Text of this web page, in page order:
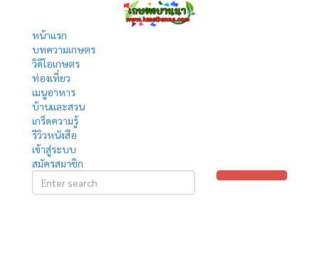
หน้าแรก
บทความเกษตร
วิดีโอเกษตร
ท่องเที่ยว
เมนูอาหาร
บ้านและสวน
เกร็ดความรู้
รีวิวหนังสือ
เข้าสู่ระบบ
สมัครสมาชิก